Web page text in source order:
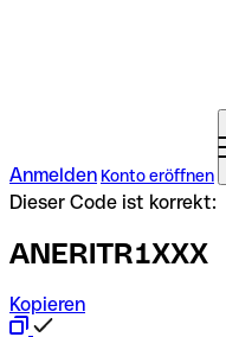
Anmelden Konto eröffnen
Dieser Code ist korrekt:
ANERITR1XXX
Kopieren